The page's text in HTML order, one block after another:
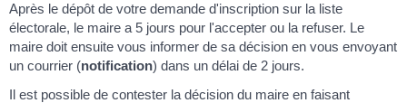
Après le dépôt de votre demande d'inscription sur la liste
électorale, le maire a 5 jours pour l'accepter ou la refuser. Le
maire doit ensuite vous informer de sa décision en vous envoyant
un courrier (notification) dans un délai de 2 jours.
Il est possible de contester la décision du maire en faisant